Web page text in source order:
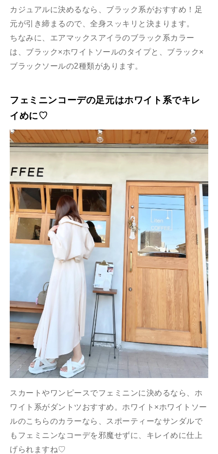
カジュアルに決めるなら、ブラック系がおすすめ！足
元が引き締まるので、全身スッキリと決まります。
ちなみに、エアマックスアイラのブラック系カラー
は、ブラック×ホワイトソールのタイプと、ブラック×
ブラックソールの2種類があります。
フェミニンコーデの足元はホワイト系でキレ
イめに♡
スカートやワンピースでフェミニンに決めるなら、ホ
ワイト系がダントツおすすめ。ホワイト×ホワイトソー
ルのこちらのカラーなら、スポーティーなサンダルで
もフェミニンなコーデを邪魔せずに、キレイめに仕上
げられますね♡